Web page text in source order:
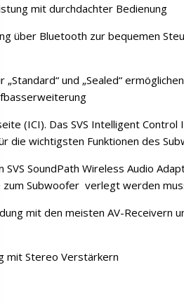
mit durchdachter Bedienung
über Bluetooth zur bequemen
und „Sealed“
(ICI). Das SVS Intelligent Control
die wichtigsten Funktionen des
SoundPath Wireless Audio
Subwoofer verlegt werden
mit den meisten AV-Receivern
mit Stereo Verstärkern